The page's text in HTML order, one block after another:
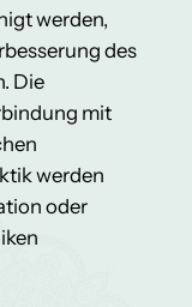
werden,
des
Die
mit
werden
oder